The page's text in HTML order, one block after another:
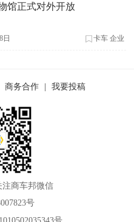
馆正式对外开放
日 卡车 企业
商务合作 | 我要投稿
商车邦微信
号